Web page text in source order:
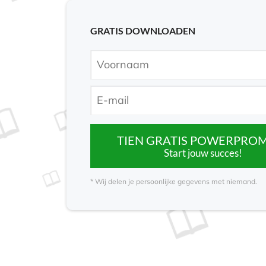
GRATIS DOWNLOADEN
TIEN GRATIS
Start jouw succes!
* Wij delen je persoonlijke gegevens met niemand.